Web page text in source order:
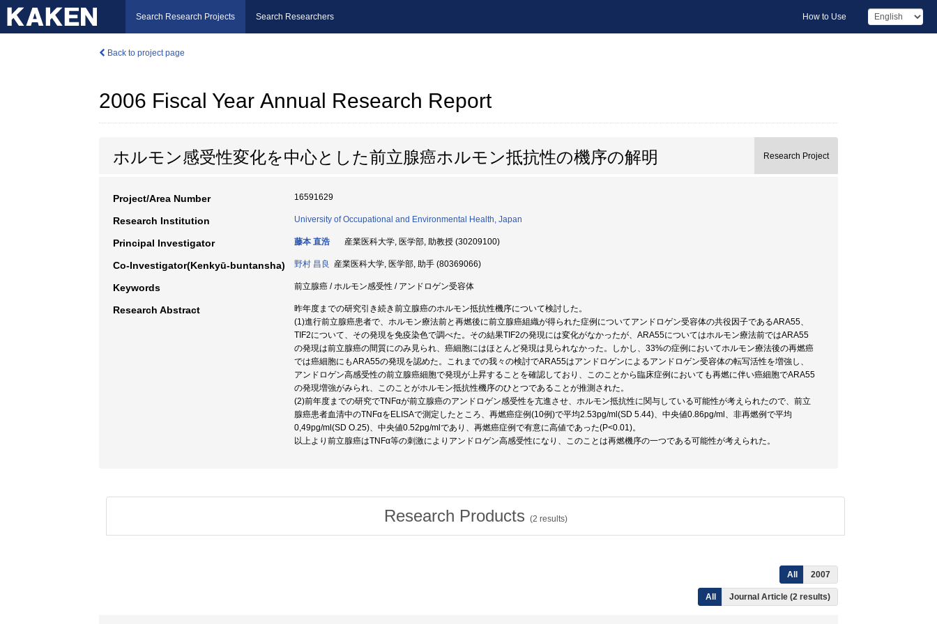
Search Research Projects Search Researchers How to Use
Back to project page
2006 Fiscal Year Annual Research Report
ホルモン感受性変化を中心とした前立腺癌ホルモン抵抗性の機序の解明 Research Project
Project/Area Number 16591629
Research Institution University of Occupational and Environmental Health, Japan
Principal Investigator 藤本 直浩 産業医科大学, 医学部, 助教授 (30209100)
Co-Investigator(Kenkyū-buntansha) 野村 昌良 産業医科大学, 医学部, 助手 (80369066)
Keywords 前立腺癌 / ホルモン感受性 / アンドロゲン受容体
Research Abstract
昨年度までの研究引き続き前立腺癌のホルモン抵抗性機序について検討した。
(1)進行前立腺癌患者で、ホルモン療法前と再燃後に前立腺癌組織が得られた症例についてアンドロゲン受容体の共役因子であるARA55、
TIF2について、その発現を免疫染色で調べた。その結果TIF2の発現には変化がなかったが、ARA55についてはホルモン療法前ではARA55
の発現は前立腺癌の間質にのみ見られ、癌細胞にはほとんど発現は見られなかった。しかし、33%の症例においてホルモン療法後の再燃癌
では癌細胞にもARA55の発現を認めた。これまでの我々の検討でARA55はアンドロゲンによるアンドロゲン受容体の転写活性を増強し、
アンドロゲン高感受性の前立腺癌細胞で発現が上昇することを確認しており、このことから臨床症例においても再燃に伴い癌細胞でARA55
の発現増強がみられ、このことがホルモン抵抗性機序のひとつであることが推測された。
(2)前年度までの研究でTNFαが前立腺癌のアンドロゲン感受性を亢進させ、ホルモン抵抗性に関与している可能性が考えられたので、前立
腺癌患者血清中のTNFαをELISAで測定したところ、再燃癌症例(10例)で平均2.53pg/ml(SD 5.44)、中央値0.86pg/ml、非再燃例で平均
0,49pg/ml(SD O.25)、中央値0.52pg/mlであり、再燃癌症例で有意に高値であった(P<0.01)。
以上より前立腺癌はTNFα等の刺激によりアンドロゲン高感受性になり、このことは再燃機序の一つである可能性が考えられた。
Research Products (2 results)
All 2007
All Journal Article (2 results)